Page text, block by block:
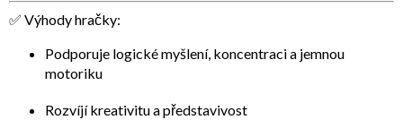
✅ Výhody hračky:
Podporuje logické myšlení, koncentraci a jemnou
motoriku
Rozvíjíkreativitu a představivost